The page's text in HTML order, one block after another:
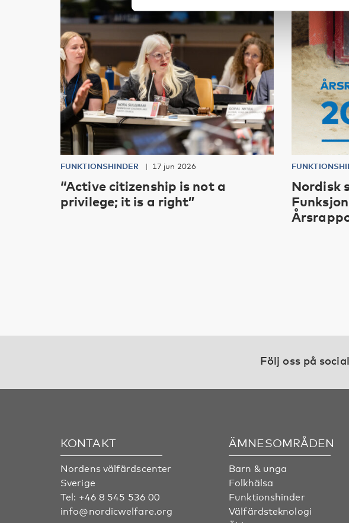
FUNKTIONSHINDER 17 jun 2026
“Active citizenship is not a
privilege; it is a right”
Nordisk
Följ oss på
KONTAKT
Nordens välfärdscenter
Sverige
Tel: +46 8 545 536 00
info@nordicwelfare.org
ÄMNESOMRÅDEN
Barn & unga
Folkhälsa
Funktionshinder
Välfärdsteknologi